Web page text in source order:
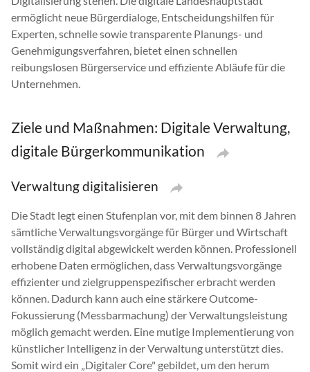
ermöglicht neue Bürgerdialoge, Entscheidungshilfen für
Experten, schnelle sowie transparente Planungs- und
Genehmigungsverfahren, bietet einen schnellen
reibungslosen Bürgerservice und effiziente Abläufe für die
Unternehmen.
Ziele und Maßnahmen: Digitale Verwaltung,
digitale Bürgerkommunikation
Verwaltung digitalisieren
Die Stadt legt einen Stufenplan vor, mit dem binnen 8 Jahren
sämtliche Verwaltungsvorgänge für Bürger und Wirtschaft
vollständig digital abgewickelt werden können. Professionell
erhobene Daten ermöglichen, dass Verwaltungsvorgänge
effizienter und zielgruppenspezifischer erbracht werden
können. Dadurch kann auch eine stärkere Outcome-
Fokussierung (Messbarmachung) der Verwaltungsleistung
möglich gemacht werden. Eine mutige Implementierung von
künstlicher Intelligenz in der Verwaltung unterstützt dies.
Somit wird ein „Digitaler Core" gebildet, um den herum